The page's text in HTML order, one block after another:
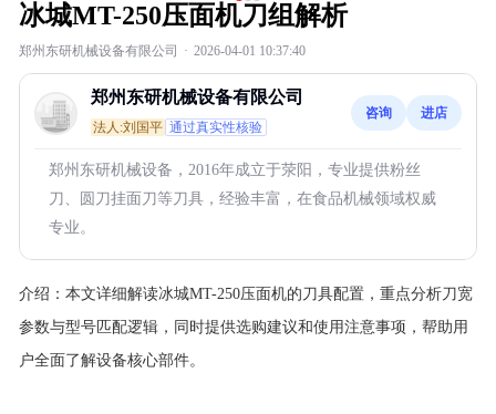
冰城MT-250压面机刀组解析
郑州东研机械设备有限公司 · 2026-04-01 10:37:40
郑州东研机械设备有限公司
法人:刘国平 通过真实性核验
咨询 进店
郑州东研机械设备，2016年成立于荥阳，专业提供粉丝
刀、圆刀挂面刀等刀具，经验丰富，在食品机械领域权威
专业。
介绍： 本文详细解读冰城MT-250压面机的刀具配置，重点分析刀宽
参数与型号匹配逻辑，同时提供选购建议和使用注意事项，帮助用
户全面了解设备核心部件。